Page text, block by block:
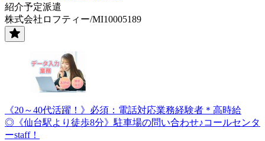
紹介予定派遣
株式会社ロフティー/MI10005189
《20～40代活躍！》必須：電話対応業務経験者＊高時給
◎《仙台駅より徒歩8分》駐車場の問い合わせ♪コールセンタ
ーstaff！